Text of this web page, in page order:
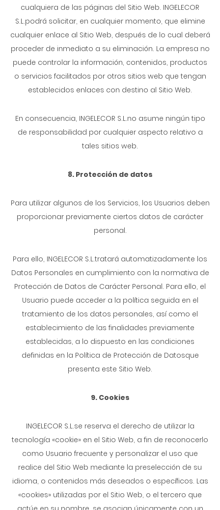
cualquiera de las páginas del Sitio Web. INGELECOR
S.L.podrá solicitar, en cualquier momento, que elimine
cualquier enlace al Sitio Web, después de lo cual deberá
proceder de inmediato a su eliminación. La empresa no
puede controlar la información, contenidos, productos
o servicios facilitados por otros sitios web que tengan
establecidos enlaces con destino al Sitio Web.
En consecuencia, INGELECOR S.L.no asume ningún tipo
de responsabilidad por cualquier aspecto relativo a
tales sitios web.
8. Protección de datos
Para utilizar algunos de los Servicios, los Usuarios deben
proporcionar previamente ciertos datos de carácter
personal.
Para ello, INGELECOR S.L.tratará automatizadamente los
Datos Personales en cumplimiento con la normativa de
Protección de Datos de Carácter Personal. Para ello, el
Usuario puede acceder a la política seguida en el
tratamiento de los datos personales, así como el
establecimiento de las finalidades previamente
establecidas, a lo dispuesto en las condiciones
definidas en la Política de Protección de Datosque
presenta este Sitio Web.
9. Cookies
INGELECOR S.L.se reserva el derecho de utilizar la
tecnología «cookie» en el Sitio Web, a fin de reconocerlo
como Usuario frecuente y personalizar el uso que
realice del Sitio Web mediante la preselección de su
idioma, o contenidos más deseados o específicos. Las
«cookies» utilizadas por el Sitio Web, o el tercero que